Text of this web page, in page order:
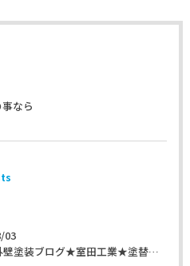
なら
03
広島市の外壁塗装ブログ★室田工業★塗替えマスターズ★外壁リフォーム